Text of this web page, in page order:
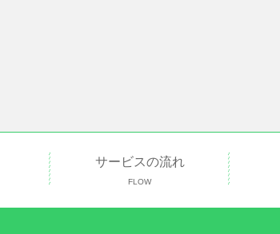
サービスの流れ
FLOW